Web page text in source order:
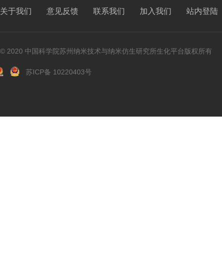
关于我们 意见反馈 联系我们 加入我们 站内登陆
© 2020 中国科学院苏州纳米技术与纳米仿生研究所生化平台版权所有
苏ICP备 10220403号